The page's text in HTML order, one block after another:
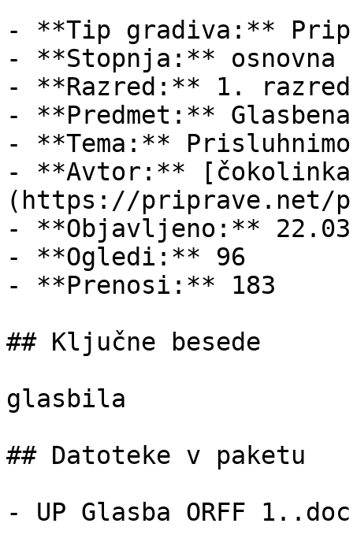
- **Tip gradiva:**
- **Stopnja:** osnovna
- **Razred:** 1. razred
- **Predmet:**
- **Tema:**
- **Avtor:**
(https://priprave.net/
- **Objavljeno:**
- **Ogledi:** 96
- **Prenosi:** 183
## Ključne besede
glasbila
## Datoteke v paketu
- UP Glasba ORFF